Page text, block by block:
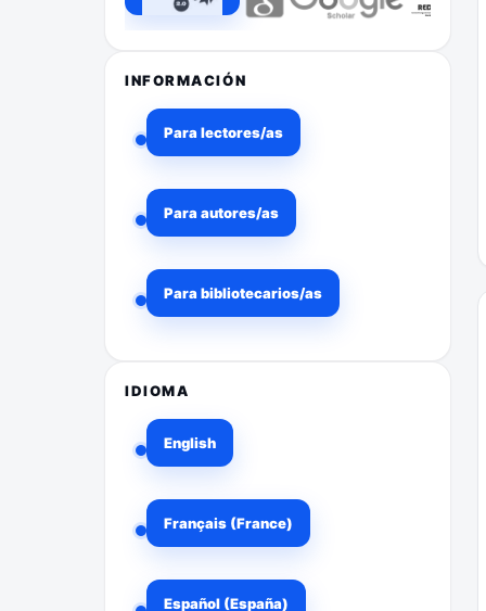
INFORMACIÓN
Para lectores/as
Para autores/as
Para bibliotecarios/as
IDIOMA
English
Français (France)
Español (España)